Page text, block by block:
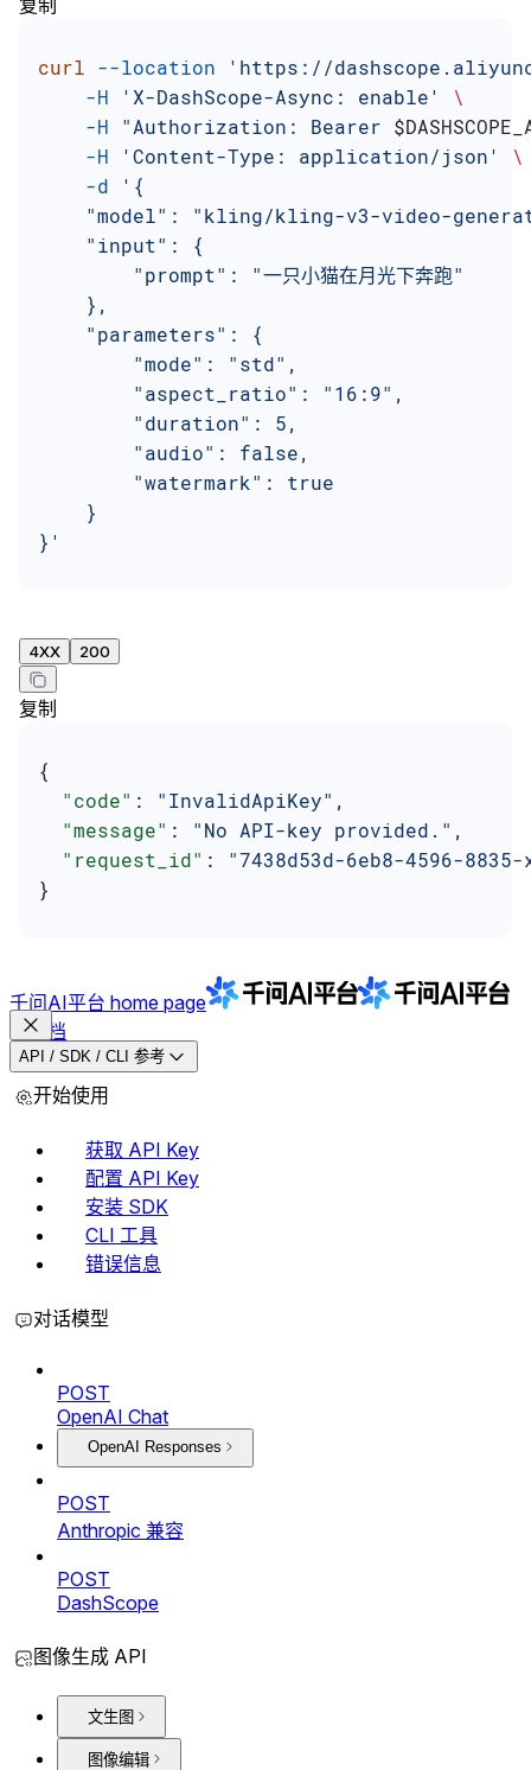
复制
curl --location 'https://
    -H
'X-DashScope-Async: enable'
\
    -H
"Authorization: Bearer
    -H
'Content-Type: application/json'
\
    -d
'{
"model": "kling/kling-v3-video-
    "input": {
        "prompt": "一只小猫在月光下奔跑"
    },
    "parameters": {
        "mode": "std",
        "aspect_ratio": "16:9",
        "duration": 5,
        "audio": false,
        "watermark": true
    }
}'
4XX 200
复制
{
  "code"
: "InvalidApiKey" ,
  "message"
: "No API-key provided." ,
  "request_id"
: "7438d53d-6eb8-4596-
}
千问AI平台 home page
文档
API / SDK / CLI 参考
开始使用
获取 API Key
配置 API Key
安装 SDK
CLI 工具
错误信息
对话模型
POST
OpenAI Chat
OpenAI Responses
POST
Anthropic 兼容
POST
DashScope
图像生成 API
文生图
图像编辑